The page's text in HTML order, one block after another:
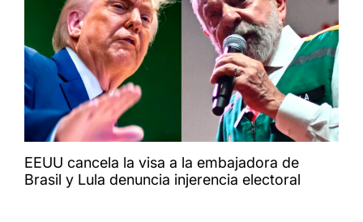
EEUU cancela la visa a la embajadora de
Brasil y Lula denuncia injerencia electoral